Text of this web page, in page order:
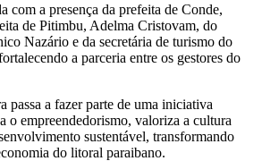
com a presença da prefeita de Conde,
de Pitimbu, Adelma Cristovam, do
Nazário e da secretária de turismo do
a parceria entre os gestores do
passa a fazer parte de uma iniciativa
o empreendedorismo, valoriza a cultura
sustentável, transformando
do litoral paraibano.